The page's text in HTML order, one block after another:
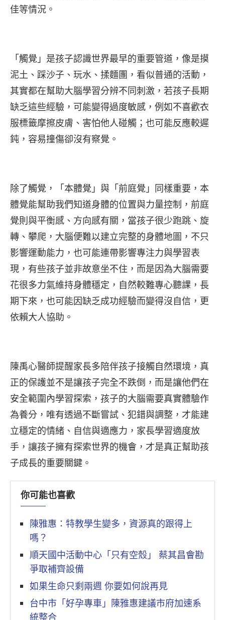
佳等情況。
「觸覺」是孩子認識世界最早的重要管道，像是摸
泥土、踩沙子、玩水、揉麵團，看似普通的活動，
其實都在幫助大腦學習分辨不同刺激，若孩子長期
缺乏這些經驗，可能變得過度敏感，例如不喜歡衣
服標籤摩擦皮膚、害怕他人碰觸；也可能反應較遲
鈍，容易撞傷卻沒有察覺。
除了觸覺，「本體覺」與「前庭覺」同樣重要，本
體覺能幫助我們知道身體的位置與力量控制，前庭
覺則與平衡感、方向感有關，當孩子很少跑跳、旋
轉、攀爬，大腦便難以建立完整的身體地圖，不只
影響運動能力，也可能連帶影響專注力與學習表
現，有些孩子並非故意坐不住，而是因為大腦需要
花很多力氣維持身體穩定，自然較難專心聽課，長
期下來，也可能因缺乏成功經驗而變得沒自信，更
依賴大人協助。
陳禹心醫師提醒家長多陪伴孩子接觸自然環境，真
正的保護並不是讓孩子完全不跌倒，而是讓他們在
安全範圍內學習探索，孩子的大腦需要真實體驗作
為養分，唯有透過不斷嘗試、犯錯與調整，才能建
立穩定的情緒、自信與適應力，家長學習適度放
手，讓孩子擁有探索世界的機會，才是真正幫助孩
子成長的重要關鍵。
你可能也喜歡
陳雅惠：特教學生變多，資源真的跟得上
嗎？
順天國中活動中心「只有空殼」 蔡其昌會勘
爭取補齊設備
如果生命只剩兩週 你要如何說再見
台中市「好孕專車」陳雅惠建議市府加速系
統整合